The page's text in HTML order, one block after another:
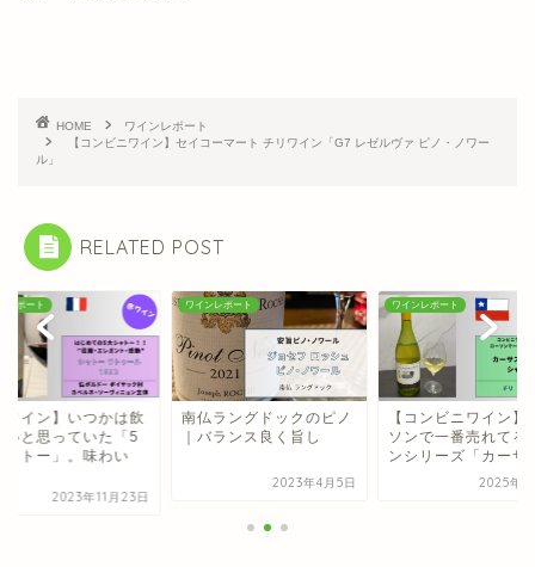
HOME
ワインレポート
【コンビニワイン】セイコーマート チリワイン「G7 レゼルヴァ ピノ・ノワー
ル」
RELATED POST
レポート
ワイン】いつかは飲
いと思っていた「5
ャトー」。味わい
2023年11月23日
ワインレポート
南仏ラングドックのピノ
｜バランス良く旨し
2023年4月5日
ワインレポート
【コンビニワイン】
ソンで一番売れてる
ンシリーズ「カーサ
2025年6